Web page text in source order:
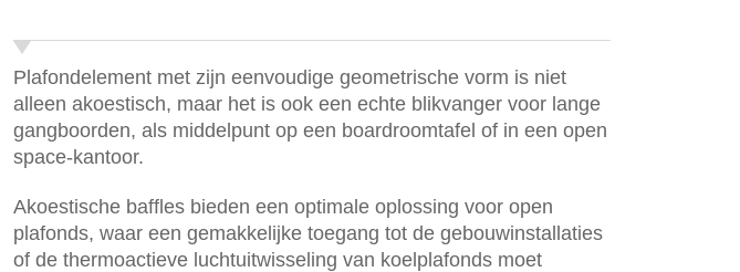
Plafondelement met zijn eenvoudige geometrische vorm is niet
alleen akoestisch, maar het is ook een echte blikvanger voor lange
gangboorden, als middelpunt op een boardroomtafel of in een open
space-kantoor.
Akoestische baffles bieden een optimale oplossing voor open
plafonds, waar een gemakkelijke toegang tot de gebouwinstallaties
of de thermoactieve luchtuitwisseling van koelplafonds moet